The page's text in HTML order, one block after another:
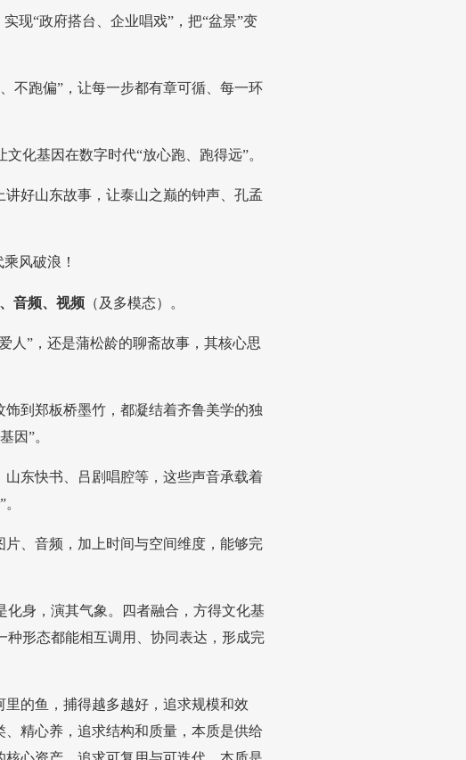
现“政府搭台、企业唱戏”，把“盆景”变
不跑偏”，让每一步都有章可循、每一环
化基因在数字时代“放心跑、跑得远”。
好山东故事，让泰山之巅的钟声、孔孟
代乘风破浪！
音频、视频 （及多模态）。
人”，还是蒲松龄的聊斋故事，其核心思
到郑板桥墨竹，都凝结着齐鲁美学的独
因”。
东快书、吕剧唱腔等，这些声音承载着
、音频，加上时间与空间维度，能够完
身，演其气象。四者融合，方得文化基
种形态都能相互调用、协同表达，形成完
里的鱼，捕得越多越好，追求规模和效
精心养，追求结构和质量，本质是供给